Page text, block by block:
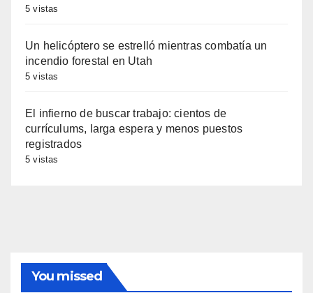
5 vistas
Un helicóptero se estrelló mientras combatía un
incendio forestal en Utah
5 vistas
El infierno de buscar trabajo: cientos de
currículums, larga espera y menos puestos
registrados
5 vistas
You missed